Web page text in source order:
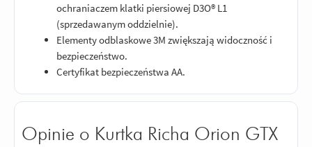
ochraniaczem klatki piersiowej D3O® L1
(sprzedawanym oddzielnie).
Elementy odblaskowe 3M zwiększają widoczność i
bezpieczeństwo.
Certyfikat bezpieczeństwa AA.
Opinie o Kurtka Richa Orion GTX